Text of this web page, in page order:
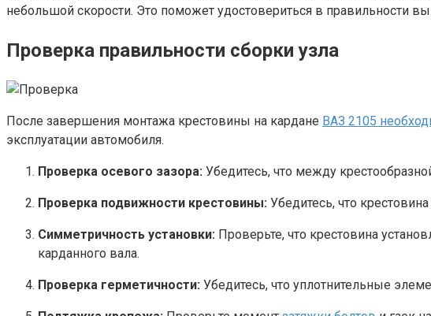
небольшой скорости. Это поможет удостовериться в правильности
Проверка правильности сборки узла
После завершения монтажа крестовины на кардане ВАЗ 2105
эксплуатации автомобиля.
Проверка осевого зазора: Убедитесь, что между
Проверка подвижности крестовины: Убедитесь, что
Симметричность установки: Проверьте, что крестовина
карданного вала.
Проверка герметичности: Убедитесь, что уплотнительные